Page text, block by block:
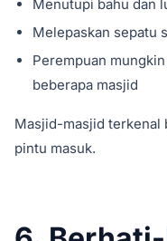
Menutupi bahu dan
Melepaskan sepatu
Perempuan
beberapa masjid
Masjid-masjid terkenal
pintu masuk.